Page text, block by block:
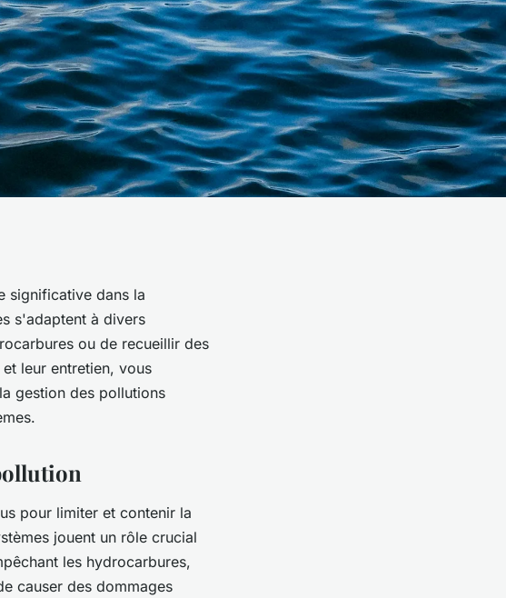
significative dans la
s'adaptent à divers
ou de recueillir des
leur entretien, vous
gestion des pollutions
pour limiter et contenir la
jouent un rôle crucial
les hydrocarbures,
causer des dommages